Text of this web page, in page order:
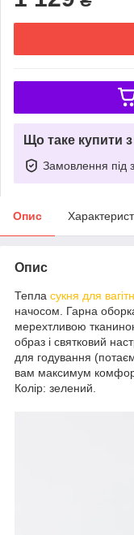
Що таке купити
Замовлення під
Опис
Опис
Тепла сукня для
начосом. Гарна
мерехтливою
образ і святковий
для годування
вам максимум
Колір: зелений.